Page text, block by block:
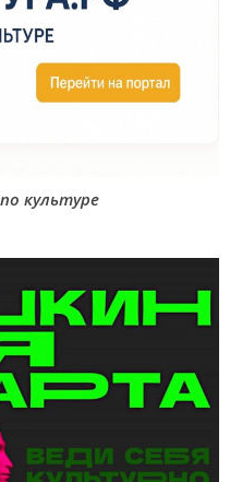
культуре